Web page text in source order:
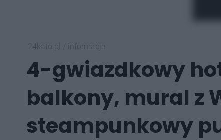
4-gwiazdkowy
balkony, mural z
steampunkowy